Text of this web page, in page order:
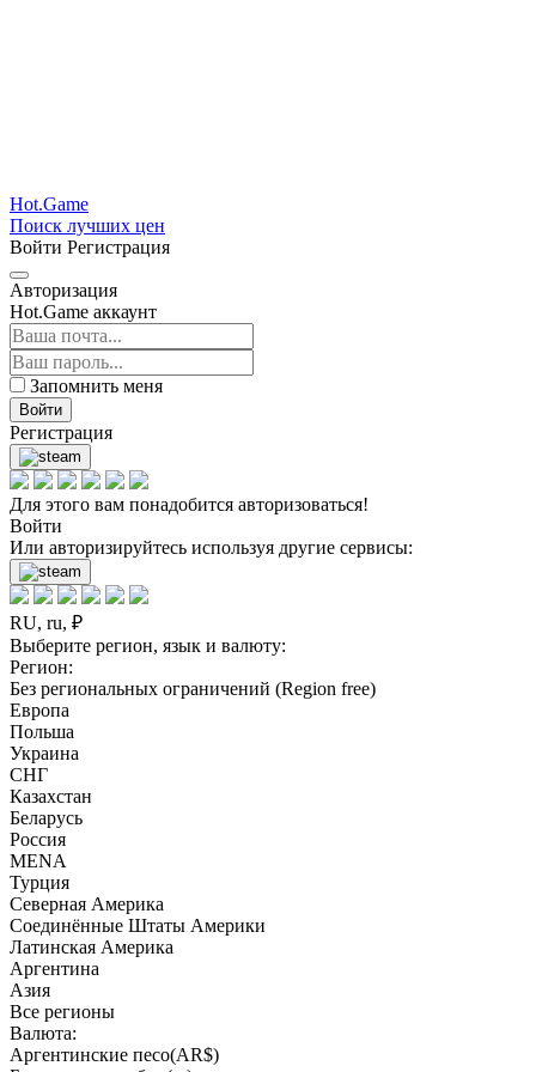
Hot.Game
Поиск лучших цен
Войти Регистрация
Авторизация
Hot.Game аккаунт
Запомнить меня
Войти
Регистрация
Для этого вам понадобится авторизоваться!
Войти
Или авторизируйтесь используя другие сервисы:
RU, ru, ₽
Выберите регион, язык и валюту:
Регион:
Без региональных ограничений (Region free)
Европа
Польша
Украина
СНГ
Казахстан
Беларусь
Россия
MENA
Турция
Северная Америка
Соединённые Штаты Америки
Латинская Америка
Аргентина
Азия
Все регионы
Валюта:
Аргентинские песо(AR$)